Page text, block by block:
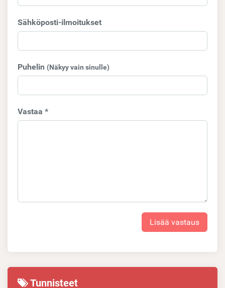
Sähköposti-ilmoitukset
Puhelin (Näkyy vain sinulle)
Vastaa *
Lisää vastaus
Tunnisteet